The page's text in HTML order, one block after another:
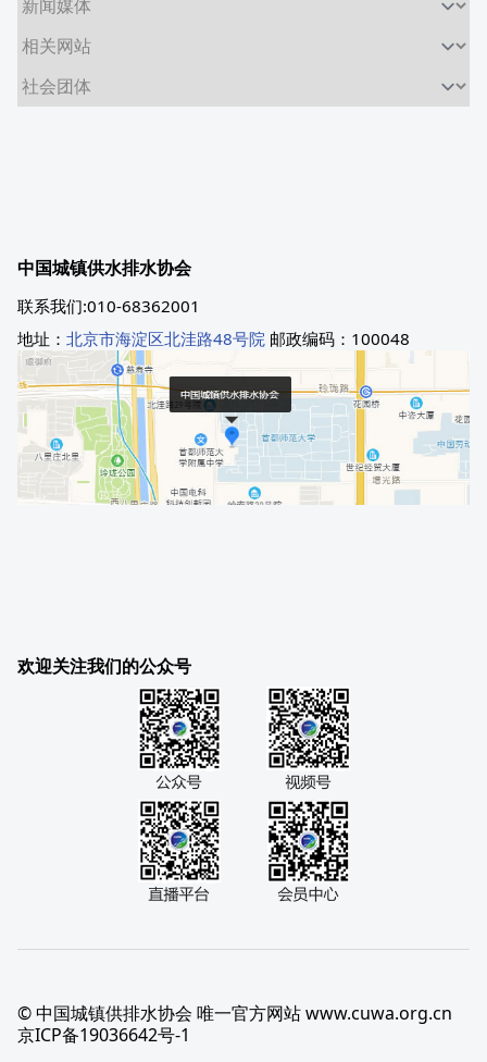
中国城镇供水排水协会
联系我们:010-68362001
地址： 北京市海淀区北洼路48号院 邮政编码：100048
欢迎关注我们的公众号
© 中国城镇供排水协会 唯一官方网站 www.cuwa.org.cn
京ICP备19036642号-1